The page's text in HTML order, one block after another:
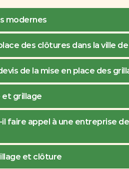
modernes
des clôtures dans la ville
de la mise en place des
et grillage
faire appel à une entreprise
et clôture